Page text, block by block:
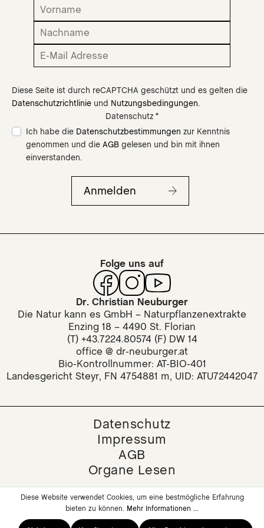
Diese Seite ist durch reCAPTCHA geschützt und es gelten die
Datenschutzrichtlinie und Nutzungsbedingungen.
Datenschutz *
Ich habe die Datenschutzbestimmungen zur Kenntnis
genommen und die AGB gelesen und bin mit ihnen
einverstanden.
Anmelden
Mazerate werden nicht erhitzt und nicht durch
Filter gepresst. Der Herstellungsprozess ist
aufwändig und wird nach einem genau
vorgeschriebenen Protokoll zeitintensiv in immer
Möchtest Du mehr über unsere Inhaltsstoffe
erfahren?Hiergelangst Du zu den
Pflanzenporträts - unsere Glücklichen
Inhaltsstoffe stellen sich vor!
Folge uns auf
Dr. Christian Neuburger
Die Natur kann es GmbH – Naturpflanzenextrakte
Enzing 18 – 4490 St. Florian
(T) +43.7224.80574 (F) DW 14
office @ dr-neuburger.at
Bio-Kontrollnummer: AT-BIO-401
Landesgericht Steyr, FN 4754881 m, UID: ATU72442047
Datenschutz
Impressum
AGB
Organe Lesen
Diese Website verwendet Cookies, um eine bestmögliche Erfahrung
bieten zu können. Mehr Informationen ...